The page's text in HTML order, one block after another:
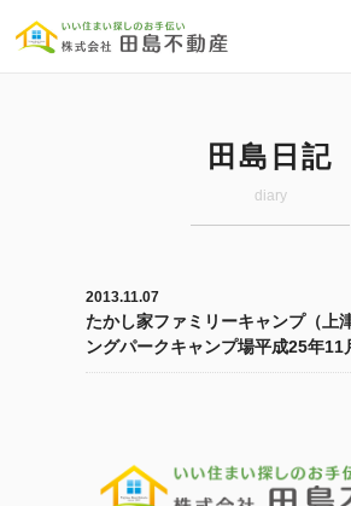
田島日記
diary
2013.11.07
たかし家ファミリーキャンプ（上
ングパークキャンプ場平成25年11